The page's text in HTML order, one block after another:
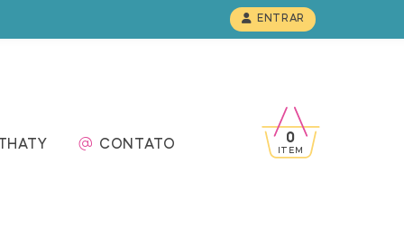
ENTRAR
TOPO DE BOLO
CONTATO 0
ITEM